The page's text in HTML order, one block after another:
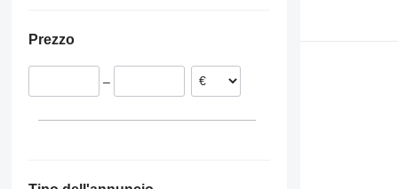
Lituania
Danimarca
Prezzo
–